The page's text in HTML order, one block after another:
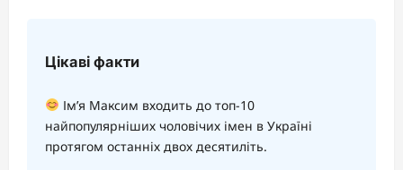
Цікаві факти
Ім’я Максим входить до топ-10
найпопулярніших чоловічих імен в Україні
протягом останніх двох десятиліть.